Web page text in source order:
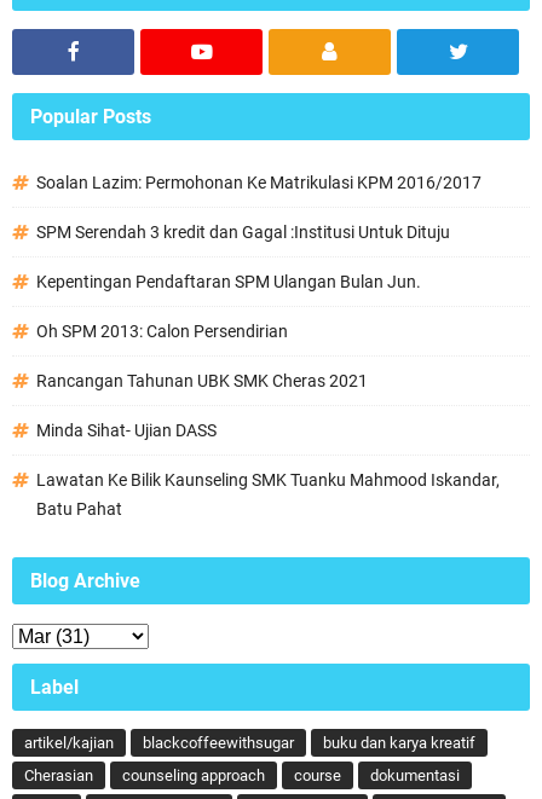
Popular Posts
Soalan Lazim: Permohonan Ke Matrikulasi KPM 2016/2017
SPM Serendah 3 kredit dan Gagal :Institusi Untuk Dituju
Kepentingan Pendaftaran SPM Ulangan Bulan Jun.
Oh SPM 2013: Calon Persendirian
Rancangan Tahunan UBK SMK Cheras 2021
Minda Sihat- Ujian DASS
Lawatan Ke Bilik Kaunseling SMK Tuanku Mahmood Iskandar,
Batu Pahat
Blog Archive
Label
artikel/kajian blackcoffeewithsugar
buku dan karya kreatif
Cherasian
counseling approach course
dokumentasi